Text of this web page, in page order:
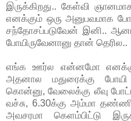
இருக்கிறது.. கேள்வி
எனக்கும் ஒரு அனுபவமாக
சந்தோசப்படுவேன் இனி.. ஆனா
போயிருவேனானு தான் தெரில..
எங்க ஊர்ல என்னமோ எனக்கு
அதனால மதுரைக்கு போயி
கொன்னு, வேலைக்கு லீவு
வச்சு, 6.30க்கு அம்மா
அவசரமா கெளம்பிட்டு